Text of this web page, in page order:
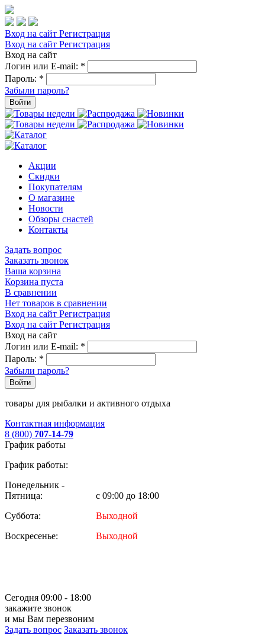
Вход на сайт Регистрация
Вход на сайт Регистрация
Вход на сайт
Логин или E-mail: *
Пароль: *
Забыли пароль?
Войти
Акции
Скидки
Покупателям
О магазине
Новости
Обзоры снастей
Контакты
Задать вопрос
Заказать звонок
Ваша корзина
Корзина пуста
В сравнении
Нет товаров в сравнении
Вход на сайт Регистрация
Вход на сайт Регистрация
Вход на сайт
Логин или E-mail: *
Пароль: *
Забыли пароль?
Войти
товары для рыбалки и активного отдыха
Контактная информация
8 (800) 707-14-79
График работы
График работы:
Понедельник -
Пятница:
с 09:00 до 18:00
Суббота:
Выходной
Воскресенье:
Выходной
Сегодня 09:00 - 18:00
закажите звонок
и мы Вам перезвоним
Задать вопрос Заказать звонок